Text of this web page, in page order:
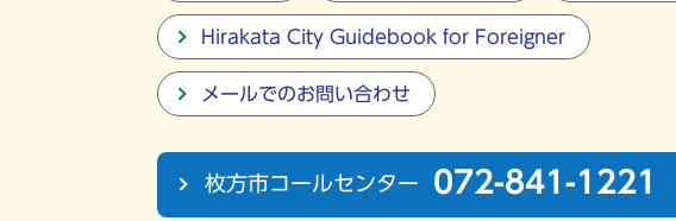
Hirakata City Guidebook for Foreigner
メールでのお問い合わせ
枚方市コールセンター 072-841-1221